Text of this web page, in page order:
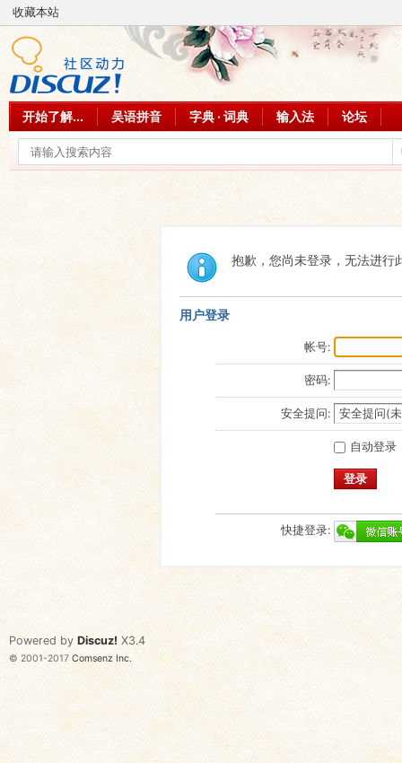
收藏本站
开始了解... 吴语拼音 字典 · 词典 输入法 论坛
抱歉，您尚未登录，无法进行
用户登录
帐号:
密码:
安全提问:
自动登录
登录
快捷登录:
Powered by Discuz! X3.4
© 2001-2017 Comsenz Inc.